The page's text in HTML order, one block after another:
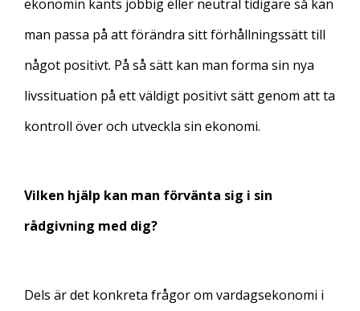
ekonomin känts jobbig eller neutral tidigare så kan
man passa på att förändra sitt förhållningssätt till
något positivt. På så sätt kan man forma sin nya
livssituation på ett väldigt positivt sätt genom att ta
kontroll över och utveckla sin ekonomi.
Vilken hjälp kan man förvänta sig i sin
rådgivning med dig?
Dels är det konkreta frågor om vardagsekonomi i